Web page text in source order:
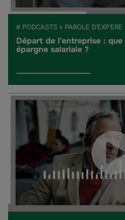
# PODCASTS « PAROLE D’EXP’ERE
Départ de l'entreprise :
épargne salariale ?